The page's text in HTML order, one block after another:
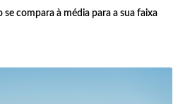
compara à média para a sua faixa